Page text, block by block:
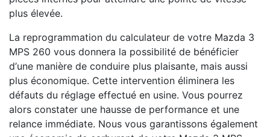
plus élevée.
La reprogrammation du calculateur de votre Mazda 3
MPS 260 vous donnera la possibilité de bénéficier
d’une manière de conduire plus plaisante, mais aussi
plus économique. Cette intervention éliminera les
défauts du réglage effectué en usine. Vous pourrez
alors constater une hausse de performance et une
relance immédiate. Nous vous garantissons également